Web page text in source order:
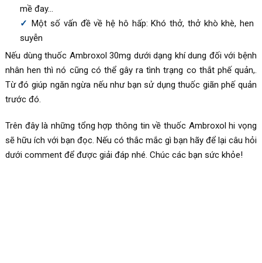
mề đay…
Một số vấn đề về hệ hô hấp: Khó thở, thở khò khè, hen
suyễn
Nếu dùng thuốc Ambroxol 30mg dưới dạng khí dung đối với bệnh
nhân hen thì nó cũng có thể gây ra tình trạng co thắt phế quản,.
Từ đó giúp ngăn ngừa nếu như bạn sử dụng thuốc giãn phế quản
trước đó.
Trên đây là những tổng hợp thông tin về thuốc Ambroxol hi vọng
sẽ hữu ích với bạn đọc. Nếu có thắc mắc gì bạn hãy để lại câu hỏi
dưới comment để được giải đáp nhé. Chúc các bạn sức khỏe!